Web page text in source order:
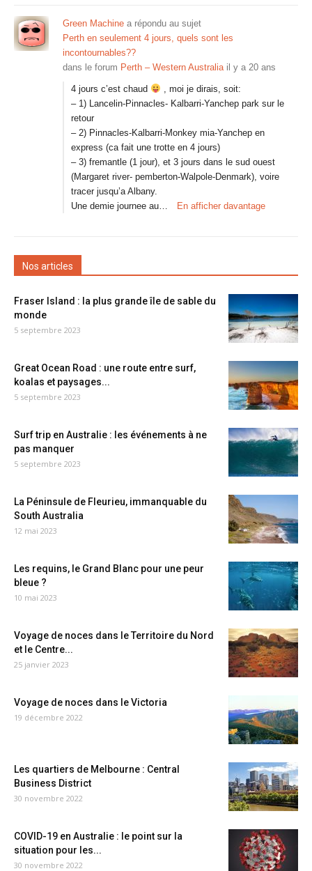
Green Machine a répondu au sujet
Perth en seulement 4 jours, quels sont les
incontournables??
dans le forum Perth – Western Australia il y a 20 ans
4 jours c’est chaud
, moi je dirais, soit:
– 1) Lancelin-Pinnacles- Kalbarri-Yanchep park sur le
retour
– 2) Pinnacles-Kalbarri-Monkey mia-Yanchep en
express (ca fait une trotte en 4 jours)
– 3) fremantle (1 jour), et 3 jours dans le sud ouest
(Margaret river- pemberton-Walpole-Denmark), voire
tracer jusqu’a Albany.
Une demie journee au…
En afficher davantage
Nos articles
Fraser Island : la plus grande île de sable du
monde
5 septembre 2023
Great Ocean Road : une route entre surf,
koalas et paysages...
5 septembre 2023
Surf trip en Australie : les événements à ne
pas manquer
5 septembre 2023
La Péninsule de Fleurieu, immanquable du
South Australia
12 mai 2023
Les requins, le Grand Blanc pour une peur
bleue ?
10 mai 2023
Voyage de noces dans le Territoire du Nord
et le Centre...
25 janvier 2023
Voyage de noces dans le Victoria
19 décembre 2022
Les quartiers de Melbourne : Central
Business District
30 novembre 2022
COVID-19 en Australie : le point sur la
situation pour les...
30 novembre 2022